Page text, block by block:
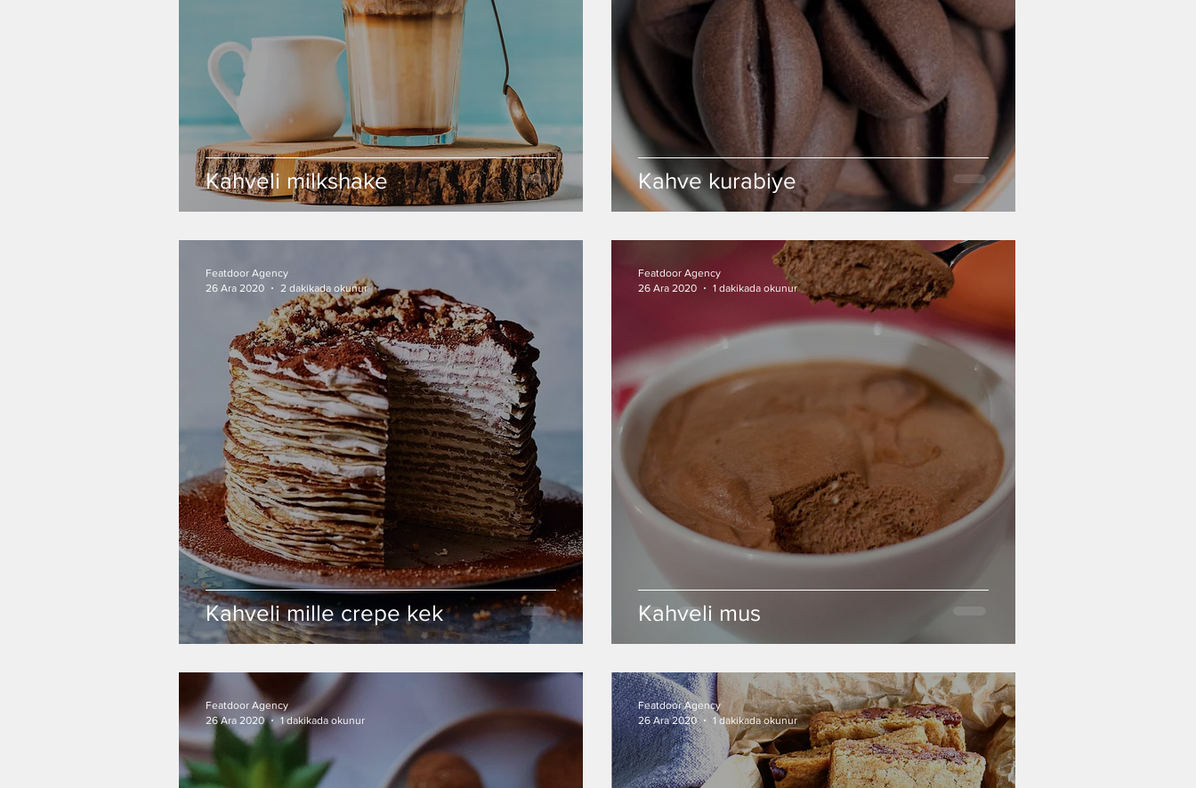
Kahveli milkshake Kahve kurabiye
Kahveli mille crepe kek
Featdoor Agency
26 Ara 2020
2 dakikada okunur
Kahveli mus
Featdoor Agency
26 Ara 2020
1 dakikada okunur
Featdoor Agency
26 Ara 2020
1 dakikada okunur
Featdoor Agency
26 Ara 2020
1 dakikada okunur